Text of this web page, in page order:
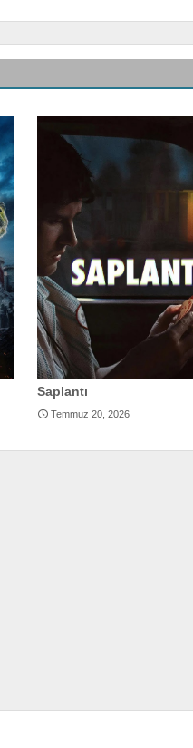
Saplantı
Temmuz 20, 2026